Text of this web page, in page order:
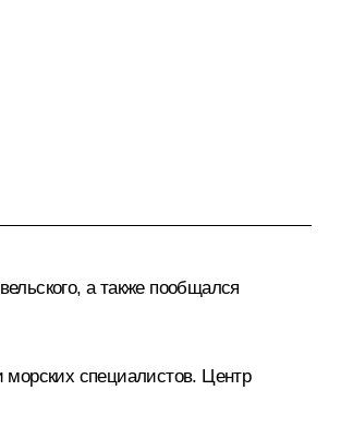
а также пообщался
специалистов. Центр